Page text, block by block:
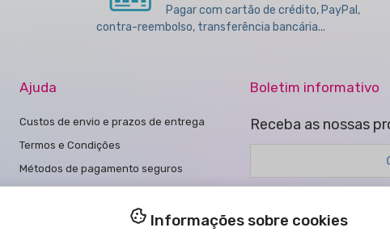
Pagar com cartão de crédito, PayPal,
contra-reembolso, transferência bancária...
Ajuda
Custos de envio e prazos de entrega
Termos e Condições
Métodos de pagamento seguros
política de Privacidade
Boletim informativo
Receba as nossas
Li e aceito apolítica de
Informações sobre cookies